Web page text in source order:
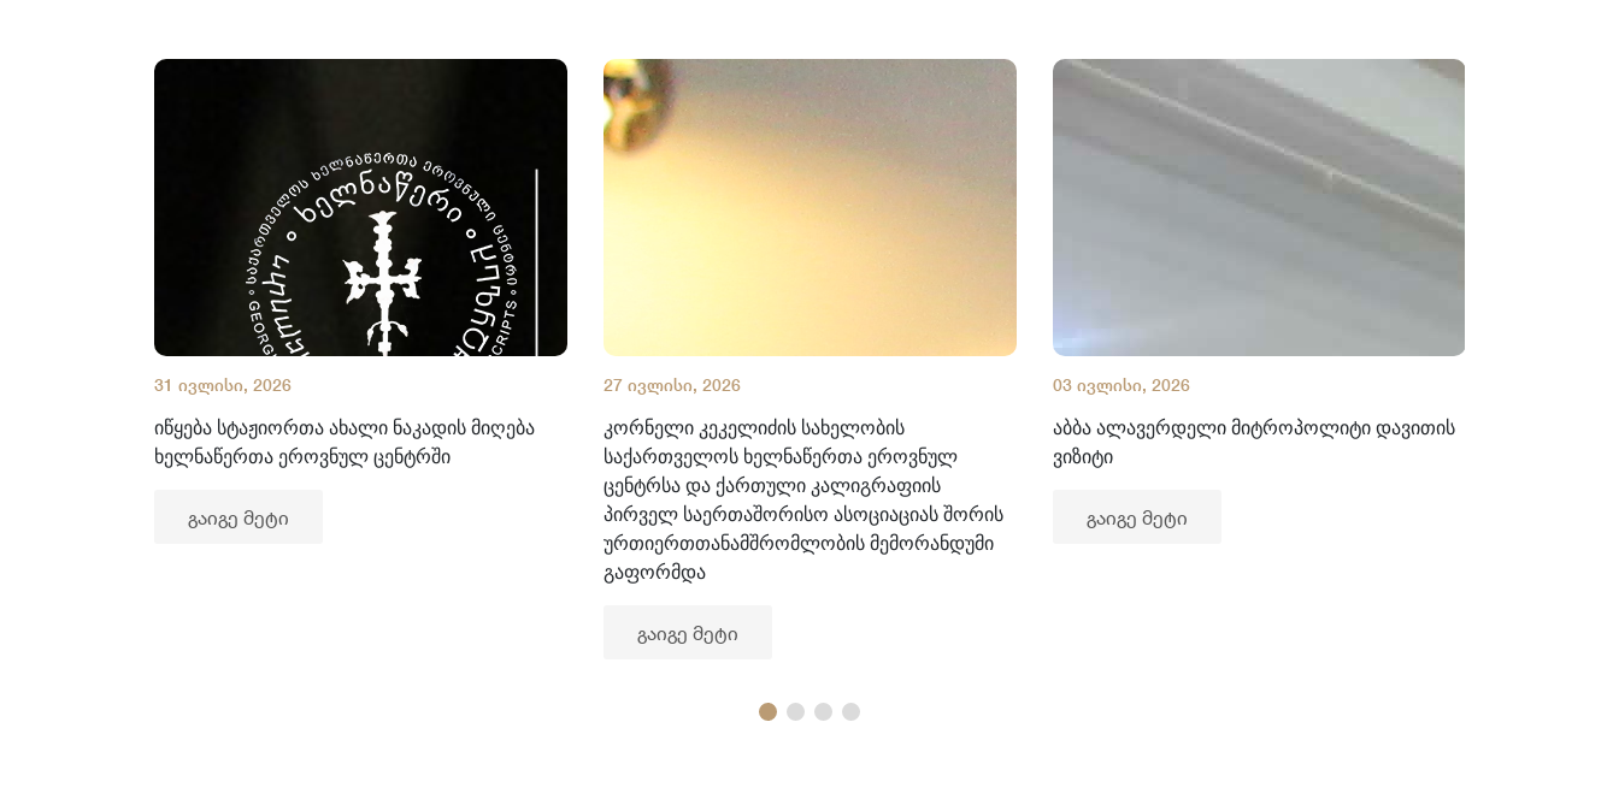
31 ივლისი, 2026
იწყება სტაჟიორთა ახალი ნაკადის მიღება
ხელნაწერთა ეროვნულ ცენტრში
გაიგე მეტი
27 ივლისი, 2026
კორნელი კეკელიძის სახელობის
საქართველოს ხელნაწერთა ეროვნულ
ცენტრსა და ქართული კალიგრაფიის
პირველ საერთაშორისო ასოციაციას შორის
ურთიერთთანამშრომლობის მემორანდუმი
გაფორმდა
გაიგე მეტი
03 ივლისი, 2026
აბბა ალავერდელი მიტროპოლიტი დავითის
ვიზიტი
გაიგე მეტი